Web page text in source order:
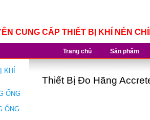
CUNG CẤP THIẾT BỊ KHÍ NÉN
Trang chủ Sản phẩm
KHÍ
ỐNG
ỐNG
Thiết Bị Đo Hãng